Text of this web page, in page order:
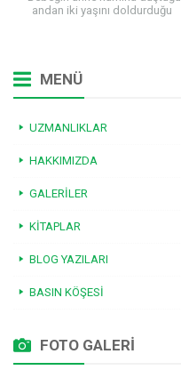
andan iki yaşını doldurduğu
MENÜ
UZMANLIKLAR
HAKKIMIZDA
GALERILER
KITAPLAR
BLOG YAZILARI
BASIN KÖŞESI
FOTO GALERİ